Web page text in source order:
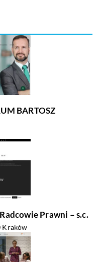
BARTOSZ
Prawni – s.c.
Kraków